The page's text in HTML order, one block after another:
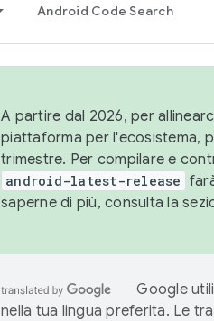
Android Code Search
A partire dal 2026, per
piattaforma per l'ecosistema,
trimestre. Per compilare e
android-latest-release
saperne di più, consulta la
Google
nella tua lingua preferita. Le